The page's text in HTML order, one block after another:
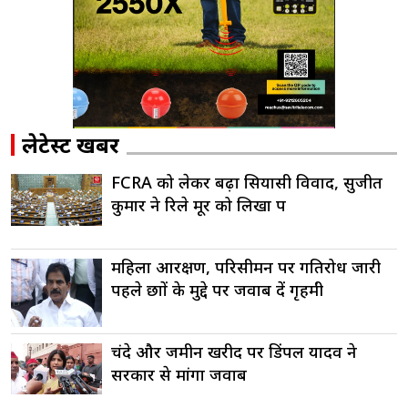
लेटेस्ट खबरें
FCRA को लेकर बढ़ा सियासी विवाद, सुजीत
कुमार ने रिले मूर को लिखा पत्र
महिला आरक्षण, परिसीमन पर गतिरोध जारी
पहले छात्रों के मुद्दे पर जवाब दें गृहमंत्री
चंदे और जमीन खरीद पर डिंपल यादव ने
सरकार से मांगा जवाब